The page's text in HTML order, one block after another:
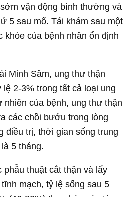
vận động bình thường và
5 sau mổ. Tái khám sau một
khỏe của bệnh nhân ổn định
Minh Sâm, ung thư thận
2-3% trong tất cả loại ung
của bệnh, ung thư thận
các chồi bướu trong lòng
điều trị, thời gian sống trung
5 tháng.
thuật cắt thận và lấy
mạch, tỷ lệ sống sau 5